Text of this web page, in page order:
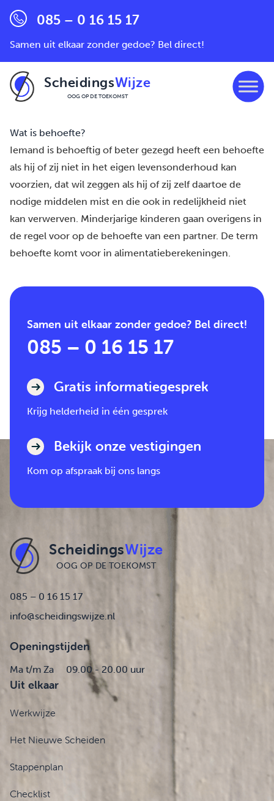
085 – 0 16 15 17
Samen uit elkaar zonder gedoe? Bel direct!
ScheidingsWijze
OOG OP DE TOEKOMST
Wat is behoefte?
Iemand is behoeftig of beter gezegd heeft een behoefte
als hij of zij niet in het eigen levensonderhoud kan
voorzien, dat wil zeggen als hij of zij zelf daartoe de
nodige middelen mist en die ook in redelijkheid niet
kan verwerven. Minderjarige kinderen gaan overigens in
de regel voor op de behoefte van een partner. De term
behoefte komt voor in alimentatieberekeningen.
Samen uit elkaar zonder gedoe? Bel direct!
085 – 0 16 15 17
Gratis informatiegesprek
Krijg helderheid in één gesprek
Bekijk onze vestigingen
Kom op afspraak bij ons langs
ScheidingsWijze
OOG OP DE TOEKOMST
085 – 0 16 15 17
info@scheidingswijze.nl
Openingstijden
Ma t/m Za 09.00 - 20.00 uur
Uit elkaar
Werkwijze
Het Nieuwe Scheiden
Stappenplan
Checklist